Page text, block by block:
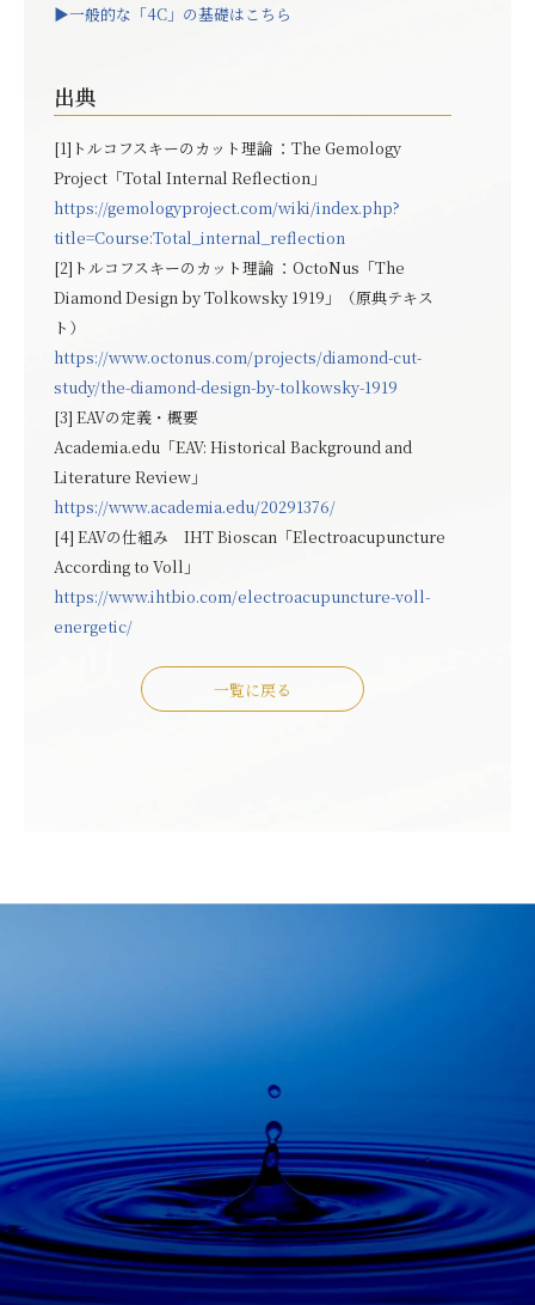
▶︎一般的な「4C」の基礎はこちら
出典
[1]トルコフスキーのカット理論 ：The Gemology
Project「Total Internal Reflection」
https://gemologyproject.com/wiki/index.php?
title=Course:Total_internal_reflection
[2]トルコフスキーのカット理論 ：OctoNus「The
Diamond Design by Tolkowsky 1919」（原典テキス
ト）
https://www.octonus.com/projects/diamond-cut-
study/the-diamond-design-by-tolkowsky-1919
[3] EAVの定義・概要
Academia.edu「EAV: Historical Background and
Literature Review」
https://www.academia.edu/20291376/
[4] EAVの仕組み IHT Bioscan「Electroacupuncture
According to Voll」
https://www.ihtbio.com/electroacupuncture-voll-
energetic/
一覧に戻る